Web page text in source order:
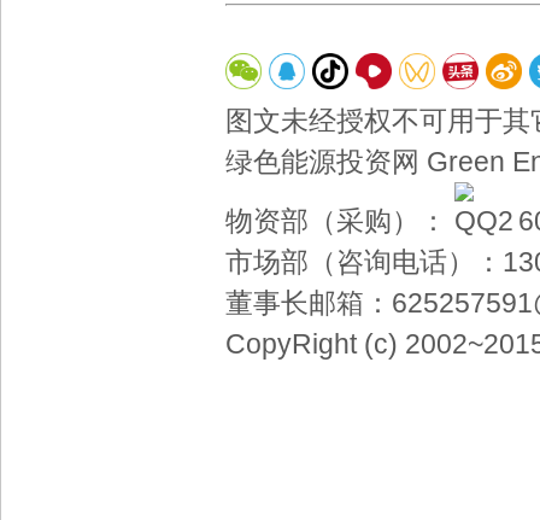
图文未经授权不可用于
绿色能源投资网 Green
物资部（采购）：
市场部（咨询电话）：
董事长邮箱：
CopyRight (c)